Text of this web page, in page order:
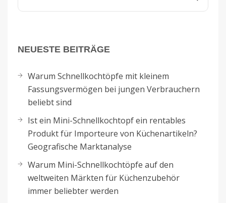
NEUESTE BEITRÄGE
Warum Schnellkochtöpfe mit kleinem
Fassungsvermögen bei jungen Verbrauchern
beliebt sind
Ist ein Mini-Schnellkochtopf ein rentables
Produkt für Importeure von Küchenartikeln?
Geografische Marktanalyse
Warum Mini-Schnellkochtöpfe auf den
weltweiten Märkten für Küchenzubehör
immer beliebter werden